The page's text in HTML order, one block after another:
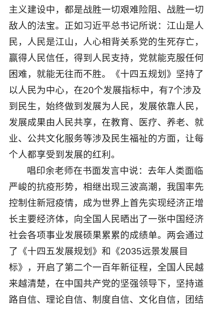
主义建设中，都是战胜一切艰难险阻、战胜一切
敌人的法宝。正如习近平总书记所说：江山是人
民，人民是江山，人心相背关系党的生死存亡，
赢得人民信任，得到人民支持，党就能克服任何
困难，就能无往而不胜。《十四五规划》坚持了
以人民为中心，在20个发展指标中，有7个涉及
到民生，始终做到发展为人民，发展依靠人民，
发展成果由人民共享，在教育、医疗、养老、就
业、公共文化服务等涉及民生福祉的方面，让每
个人都享受到发展的红利。
唱印余老师在书面发言中说：去年人类面临
严峻的抗疫形势，相继出现三波高潮，我国率先
控制住新冠疫情，成为世界上首先实现经济正增
长主要经济体，向全国人民晒出了一张中国经济
社会各项事业发展硕果累累的成绩单。两会通过
了《十四五发展规划》和《2035远景发展目
标》，开启了第二个一百年新征程，全国人民越
来越清楚，在中国共产党的坚强领导下，坚持道
路自信、理论自信、制度自信、文化自信，团结